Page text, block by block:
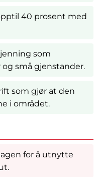
40 prosent med
som
små gjenstander.
som gjør at den
i området.
for å utnytte